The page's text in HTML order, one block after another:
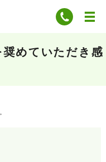
奨めていただき感